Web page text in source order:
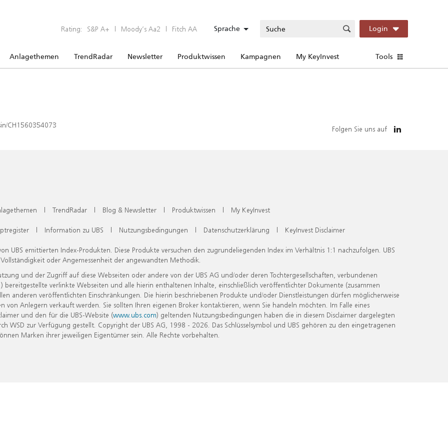
Rating: S&P A+ | Moody’s Aa2 | Fitch AA Sprache Login
Anlagethemen TrendRadar Newsletter Produktwissen Kampagnen My KeyInvest Tools
CH1560354073 Folgen Sie uns auf
| TrendRadar | Blog & Newsletter | Produktwissen | My KeyInvest
| Information zu UBS | Nutzungsbedingungen | Datenschutzerklärung | KeyInvest Disclaimer
UBS emittierten Index-Produkten. Diese Produkte versuchen den zugrundeliegenden Index im Verhältnis 1:1 nachzufolgen. UBS
oder Angemessenheit der angewandten Methodik.
und der Zugriff auf diese Webseiten oder andere von der UBS AG und/oder deren Tochtergesellschaften, verbundenen
verlinkte Webseiten und alle hierin enthaltenen Inhalte, einschließlich veröffentlichter Dokumente (zusammen
anderen veröffentlichten Einschränkungen. Die hierin beschriebenen Produkte und/oder Dienstleistungen dürfen möglicherweise
Anlegern verkauft werden. Sie sollten Ihren eigenen Broker kontaktieren, wenn Sie handeln möchten. Im Falle eines
und den für die UBS-Website (www.ubs.com) geltenden Nutzungsbedingungen haben die in diesem Disclaimer dargelegten
zur Verfügung gestellt. Copyright der UBS AG, 1998 - 2026. Das Schlüsselsymbol und UBS gehören zu den eingetragenen
Marken ihrer jeweiligen Eigentümer sein. Alle Rechte vorbehalten.